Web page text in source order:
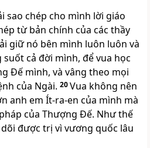
sao chép cho mình lời giáo
từ bản chính của các thầy
giữ nó bên mình luôn luôn và
cả đời mình, để vua học
Đế mình, và vâng theo mọi
của Ngài. 20Vua không nên
anh em Ít-ra-en của mình mà
của Thượng Đế. Như thế
được trị vì vương quốc lâu